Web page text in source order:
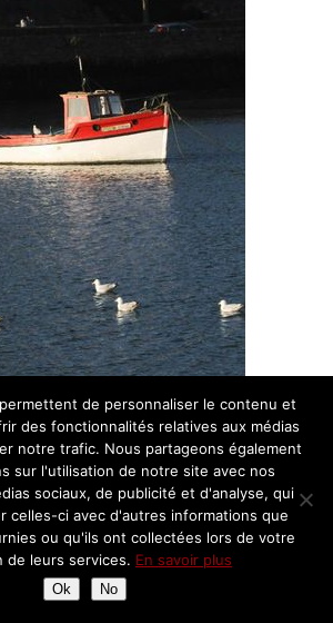
bien sympa pour vous attabler, si vous
lerestaurant Zuul’s:
de personnaliser le contenu et
des fonctionnalités relatives aux médias
notre trafic. Nous partageons également
sur l'utilisation de notre site avec nos
sociaux, de publicité et d'analyse, qui
celles-ci avec d'autres informations que
ou qu'ils ont collectées lors de votre
de leurs services. En savoir plus
Ok No